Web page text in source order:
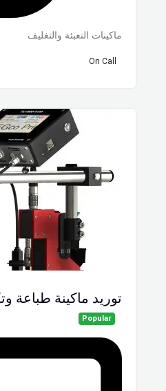
ماكينات التعبئة والتغليف
On Call
توريد ماكينة طباعة
Popular